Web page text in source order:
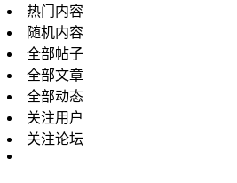
热门内容
随机内容
全部帖子
全部文章
全部动态
关注用户
关注论坛